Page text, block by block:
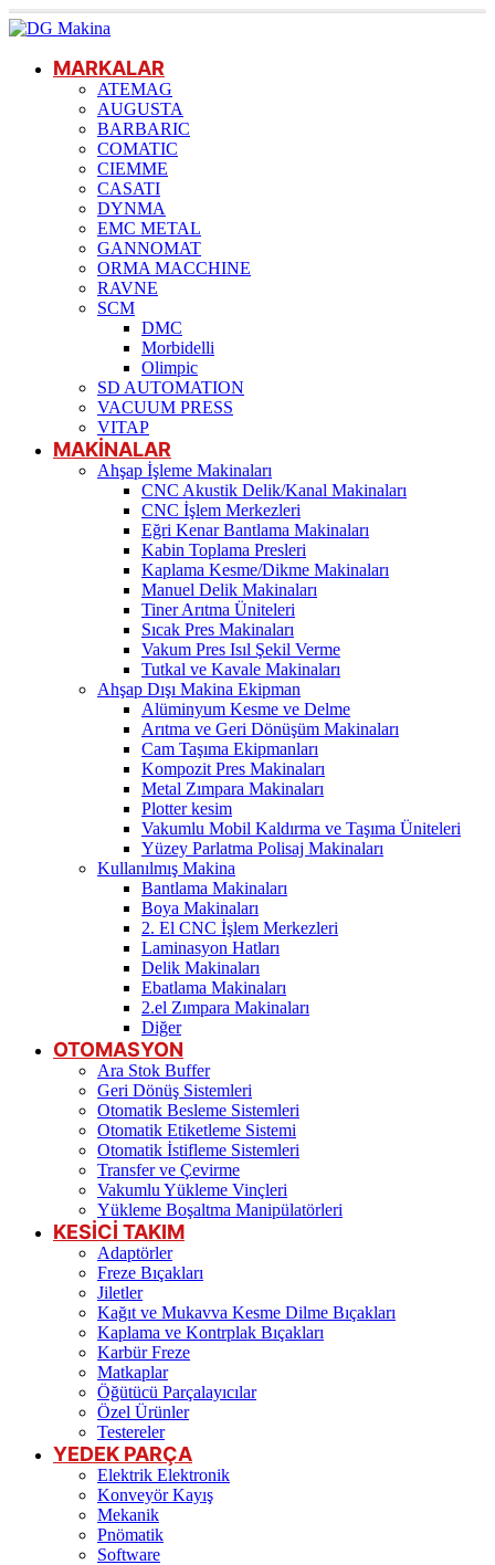
MARKALAR
ATEMAG
AUGUSTA
BARBARIC
COMATIC
CIEMME
CASATI
DYNMA
EMC METAL
GANNOMAT
ORMA MACCHINE
RAVNE
SCM
DMC
Morbidelli
Olimpic
SD AUTOMATION
VACUUM PRESS
VITAP
MAKİNALAR
Ahşap İşleme Makinaları
CNC Akustik Delik/Kanal Makinaları
CNC İşlem Merkezleri
Eğri Kenar Bantlama Makinaları
Kabin Toplama Presleri
Kaplama Kesme/Dikme Makinaları
Manuel Delik Makinaları
Tiner Arıtma Üniteleri
Sıcak Pres Makinaları
Vakum Pres Isıl Şekil Verme
Tutkal ve Kavale Makinaları
Ahşap Dışı Makina Ekipman
Alüminyum Kesme ve Delme
Arıtma ve Geri Dönüşüm Makinaları
Cam Taşıma Ekipmanları
Kompozit Pres Makinaları
Metal Zımpara Makinaları
Plotter kesim
Vakumlu Mobil Kaldırma ve Taşıma Üniteleri
Yüzey Parlatma Polisaj Makinaları
Kullanılmış Makina
Bantlama Makinaları
Boya Makinaları
2. El CNC İşlem Merkezleri
Laminasyon Hatları
Delik Makinaları
Ebatlama Makinaları
2.el Zımpara Makinaları
Diğer
OTOMASYON
Ara Stok Buffer
Geri Dönüş Sistemleri
Otomatik Besleme Sistemleri
Otomatik Etiketleme Sistemi
Otomatik İstifleme Sistemleri
Transfer ve Çevirme
Vakumlu Yükleme Vinçleri
Yükleme Boşaltma Manipülatörleri
KESİCİ TAKIM
Adaptörler
Freze Bıçakları
Jiletler
Kağıt ve Mukavva Kesme Dilme Bıçakları
Kaplama ve Kontrplak Bıçakları
Karbür Freze
Matkaplar
Öğütücü Parçalayıcılar
Özel Ürünler
Testereler
YEDEK PARÇA
Elektrik Elektronik
Konveyör Kayış
Mekanik
Pnömatik
Software